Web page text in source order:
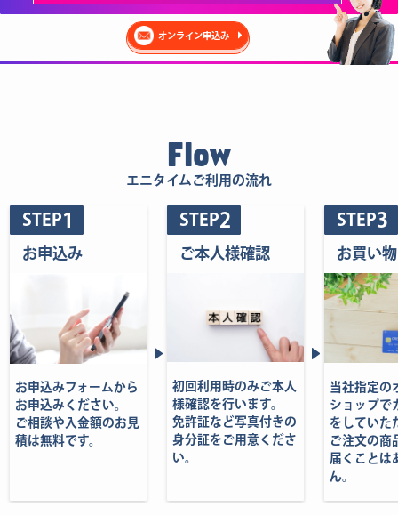
オンライン申込み
Flow
エニタイムご利用の流れ
STEP1
お申込み
お申込みフォームから
お申込みください。
ご相談や入金額のお見
積は無料です。
STEP2
ご本人様確認
初回利用時のみご本人
様確認を行います。
免許証など写真付きの
身分証をご用意くださ
い。
STEP3
お買い物
当社指定の
ショップで
をしていた
ご注文の商
届くことは
ん。